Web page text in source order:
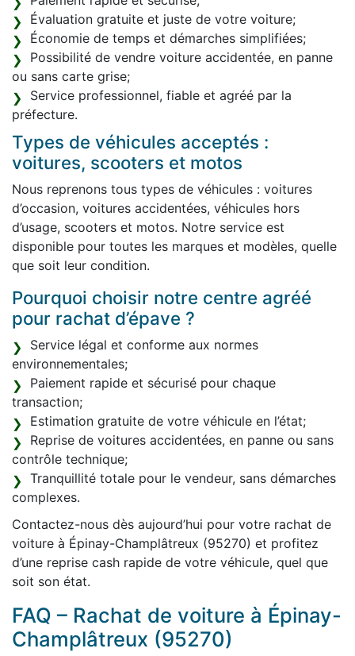
Évaluation gratuite et juste de votre voiture;
Économie de temps et démarches simplifiées;
Possibilité de vendre voiture accidentée, en panne
ou sans carte grise;
Service professionnel, fiable et agréé par la
préfecture.
Types de véhicules acceptés :
voitures, scooters et motos
Nous reprenons tous types de véhicules : voitures
d’occasion, voitures accidentées, véhicules hors
d’usage, scooters et motos. Notre service est
disponible pour toutes les marques et modèles, quelle
que soit leur condition.
Pourquoi choisir notre centre agréé
pour rachat d’épave ?
Service légal et conforme aux normes
environnementales;
Paiement rapide et sécurisé pour chaque
transaction;
Estimation gratuite de votre véhicule en l’état;
Reprise de voitures accidentées, en panne ou sans
contrôle technique;
Tranquillité totale pour le vendeur, sans démarches
complexes.
Contactez-nous dès aujourd’hui pour votre rachat de
voiture à Épinay-Champlâtreux (95270) et profitez
d’une reprise cash rapide de votre véhicule, quel que
soit son état.
FAQ – Rachat de voiture à Épinay-
Champlâtreux (95270)